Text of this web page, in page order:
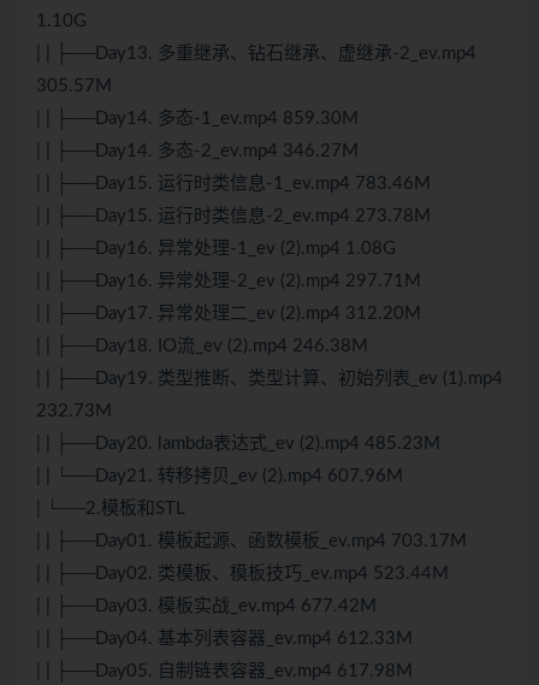
1.10G
| | ├──Day13. 多重继承、钻石继承、虚继承-2_ev.mp4
305.57M
| | ├──Day14. 多态-1_ev.mp4 859.30M
| | ├──Day14. 多态-2_ev.mp4 346.27M
| | ├──Day15. 运行时类信息-1_ev.mp4 783.46M
| | ├──Day15. 运行时类信息-2_ev.mp4 273.78M
| | ├──Day16. 异常处理-1_ev (2).mp4 1.08G
| | ├──Day16. 异常处理-2_ev (2).mp4 297.71M
| | ├──Day17. 异常处理二_ev (2).mp4 312.20M
| | ├──Day18. IO流_ev (2).mp4 246.38M
| | ├──Day19. 类型推断、类型计算、初始列表_ev (1).mp4
232.73M
| | ├──Day20. lambda表达式_ev (2).mp4 485.23M
| | └──Day21. 转移拷贝_ev (2).mp4 607.96M
| └──2.模板和STL
| | ├──Day01. 模板起源、函数模板_ev.mp4 703.17M
| | ├──Day02. 类模板、模板技巧_ev.mp4 523.44M
| | ├──Day03. 模板实战_ev.mp4 677.42M
| | ├──Day04. 基本列表容器_ev.mp4 612.33M
| | ├──Day05. 自制链表容器_ev.mp4 617.98M